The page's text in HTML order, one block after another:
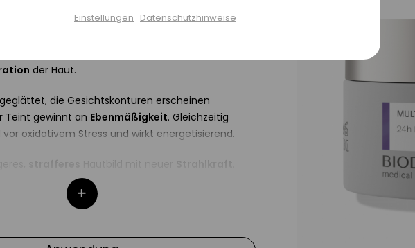
Inhaltsstoffen bekämpft gezielt
der vorzeitigen Hautalterung und unterstützt die
der Haut.
die Gesichtskonturen erscheinen
Teint gewinnt an Ebenmäßigkeit. Gleichzeitig
vor oxidativem Stress und wirkt energetisierend.
strafferes Hautbild mit neuer Strahlkraft
der Biodroga Multi-Action
24h Pflege
/ oder abends nach der Reinigung auf Gesicht,
Einstellungen Datenschutzhinweise